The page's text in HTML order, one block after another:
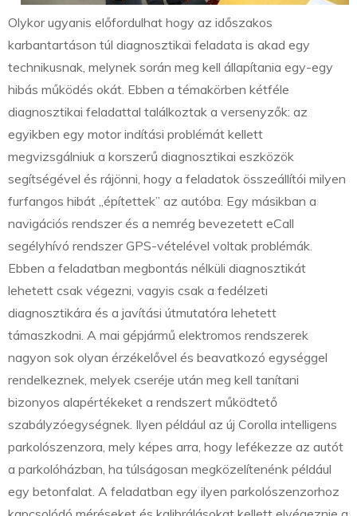
Olykor ugyanis előfordulhat hogy az időszakos
karbantartáson túl diagnosztikai feladata is akad egy
technikusnak, melynek során meg kell állapítania egy-egy
hibás működés okát. Ebben a témakörben kétféle
diagnosztikai feladattal találkoztak a versenyzők: az
egyikben egy motor indítási problémát kellett
megvizsgálniuk a korszerű diagnosztikai eszközök
segítségével és rájönni, hogy a feladatok összeállítói milyen
furfangos hibát „építettek” az autóba. Egy másikban a
navigációs rendszer és a nemrég bevezetett eCall
segélyhívó rendszer GPS-vételével voltak problémák.
Ebben a feladatban megbontás nélküli diagnosztikát
lehetett csak végezni, vagyis csak a fedélzeti
diagnosztikára és a javítási útmutatóra lehetett
támaszkodni. A mai gépjármű elektromos rendszerek
nagyon sok olyan érzékelővel és beavatkozó egységgel
rendelkeznek, melyek cseréje után meg kell tanítani
bizonyos alapértékeket a rendszert működtető
szabályzóegységnek. Ilyen például az új Corolla intelligens
parkolószenzora, mely képes arra, hogy lefékezze az autót
a parkolóházban, ha túlságosan megközelítenénk például
egy betonfalat. A feladatban egy ilyen parkolószenzorhoz